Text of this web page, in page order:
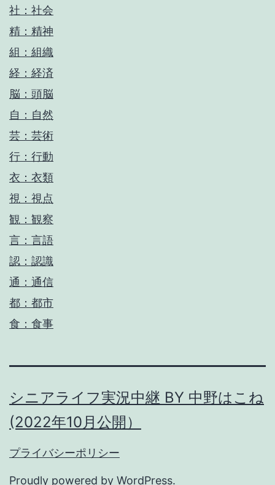
社：社会
精：精神
組：組織
経：経済
脳：頭脳
自：自然
芸：芸術
行：行動
衣：衣類
視：視点
観：観察
言：言語
認：認識
通：通信
都：都市
食：食事
シニアライフ実況中継 BY 中野はこね
(2022年10月公開）
プライバシーポリシー
Proudly powered by WordPress.